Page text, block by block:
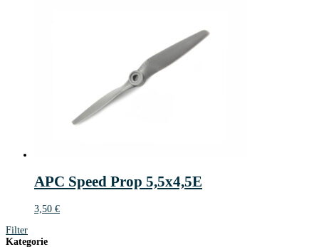
APC Speed Prop 5,5x4,5E
3,50 €
Filter
Kategorie